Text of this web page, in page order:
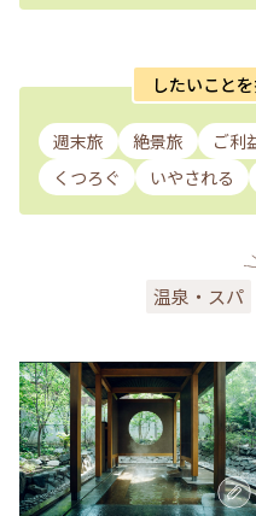
したいこと
週末旅 絶景旅 ご利
くつろぐ
いやされる
温泉・スパ